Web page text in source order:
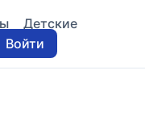
Детские
Войти